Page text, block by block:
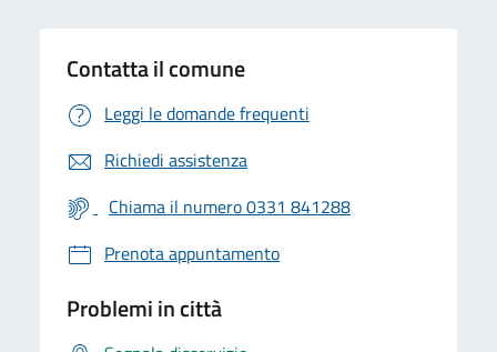
Contatta il comune
Leggi le domande frequenti
Richiedi assistenza
Chiama il numero 0331 841288
Prenota appuntamento
Problemi in città